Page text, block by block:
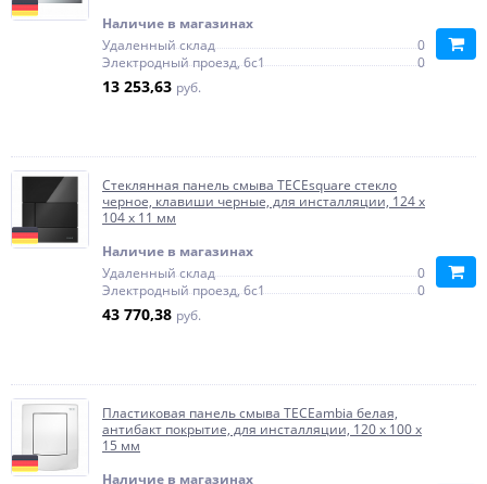
Наличие в магазинах
Удаленный склад
0
Электродный проезд, 6с1
0
13 253,63 руб.
Стеклянная панель смыва TECEsquare стекло
черное, клавиши черные, для инсталляции, 124 x
104 x 11 мм
Наличие в магазинах
Удаленный склад
0
Электродный проезд, 6с1
0
43 770,38 руб.
Пластиковая панель смыва TECEambia белая,
антибакт покрытие, для инсталляции, 120 x 100 x
15 мм
Наличие в магазинах